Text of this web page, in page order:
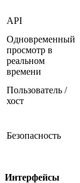
API
Одновременный
просмотр в
реальном
времени
Пользователь /
хост
Безопасность
Интерфейсы